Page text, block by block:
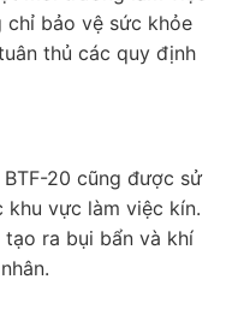
chỉ bảo vệ sức khỏe
thủ các quy định
20 cũng được sử
vực làm việc kín.
ra bụi bẩn và khí